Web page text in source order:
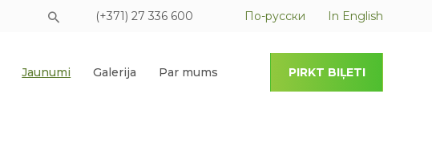
(+371) 27 336 600 По-русски In English
Jaunumi Galerija Par mums PIRKT BIĻETI